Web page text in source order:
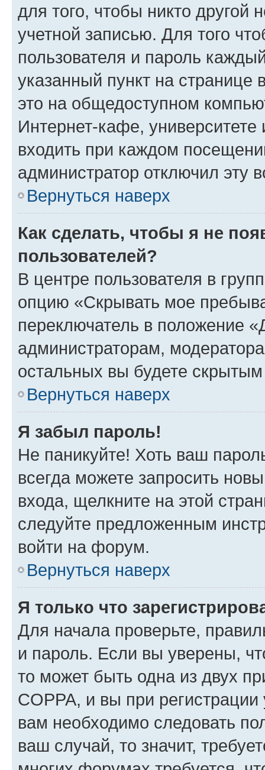
для того, чтобы никто другой
учетной записью. Для того
пользователя и пароль
указанный пункт на
это на общедоступном
Интернет-кафе, университете
входить при каждом
администратор отключил эту
Вернуться наверх
Как сделать, чтобы я не
пользователей?
В центре пользователя в
опцию «Скрывать мое
переключатель в положение
администраторам,
остальных вы будете
Вернуться наверх
Я забыл пароль!
Не паникуйте! Хоть ваш
всегда можете запросить
входа, щелкните на этой
следуйте предложенным
войти на форум.
Вернуться наверх
Я только что
Для начала проверьте,
и пароль. Если вы уверены,
то может быть одна из двух
COPPA, и вы при
вам необходимо следовать
ваш случай, то значит,